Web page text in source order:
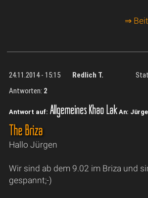
⇒
24.11.2014 - 15:15 Redlich T.
Antworten: 2
Antwort auf: Allgemeines Khao Lak An:
The Briza
Hallo Jürgen
Wir sind ab dem 9.02 im Briza und
gespannt;-)